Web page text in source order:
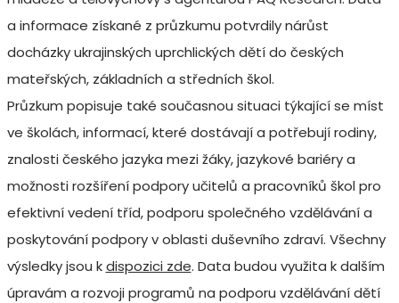
a informace získané z průzkumu potvrdily nárůst
docházky ukrajinských uprchlických dětí do českých
mateřských, základních a středních škol.
Průzkum popisuje také současnou situaci týkající se míst
ve školách, informací, které dostávají a potřebují rodiny,
znalosti českého jazyka mezi žáky, jazykové bariéry a
možnosti rozšíření podpory učitelů a pracovníků škol pro
efektivní vedení tříd, podporu společného vzdělávání a
poskytování podpory v oblasti duševního zdraví. Všechny
výsledky jsou kdispozici zde. Data budou využita k dalším
úpravám a rozvoji programů na podporu vzdělávání dětí